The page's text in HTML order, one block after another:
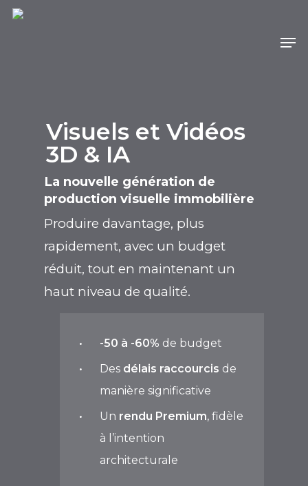
Visuels et Vidéos
3D & IA
La nouvelle génération de
production visuelle immobilière
Produire davantage, plus
rapidement, avec un budget
réduit, tout en maintenant un
haut niveau de qualité.
-50 à -60% de budget
Des délais raccourcis de
manière significative
Un rendu Premium, fidèle
à l’intention
architecturale